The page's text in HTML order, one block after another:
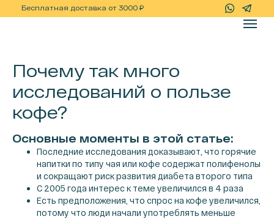
+7(967)-
Бесплатная доставка от 3000 ₽
Почему так много
исследований о пользе
кофе?
Основные моменты в этой статье:
Последние исследования доказывают, что горячие
напитки по типу чая или кофе содержат полифенолы
и сокращают риск развития диабета второго типа
С 2005 года интерес к теме увеличился в 4 раза
Есть предположения, что спрос на кофе увеличился,
потому что люди начали употреблять меньше